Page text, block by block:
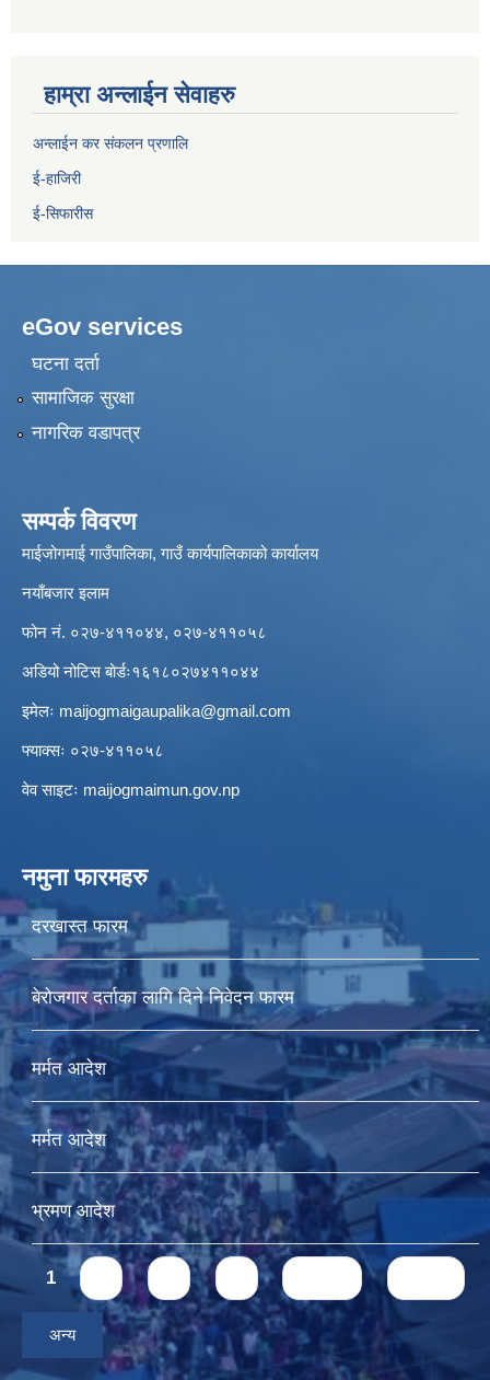
हाम्रा अन्लाईन सेवाहरु
अन्लाईन कर संकलन प्रणालि
ई-हाजिरी
ई-सिफारीस
eGov services
घटना दर्ता
सामाजिक सुरक्षा
नागरिक वडापत्र
सम्पर्क विवरण
माईजोगमाई गाउँपालिका, गाउँ कार्यपालिकाको कार्यालय
नयाँबजार इलाम
फोन नं. ०२७-४११०४४, ०२७-४११०५८
अडियो नोटिस बोर्डः१६१८०२७४११०४४
इमेलः maijogmaigaupalika@gmail.com
फ्याक्सः ०२७-४११०५८
वेव साइटः maijogmaimun.gov.np
नमुना फारमहरु
दरखास्त फारम
बेरोजगार दर्ताका लागि दिने निवेदन फारम
मर्मत आदेश
मर्मत आदेश
भ्रमण आदेश
Pages
1
अन्य